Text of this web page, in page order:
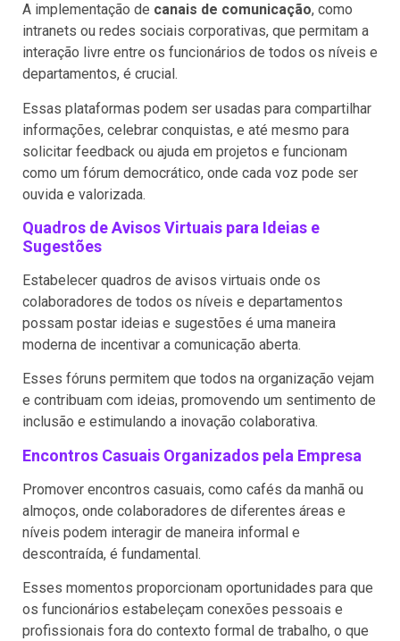
A implementação de canais de comunicação, como
intranets ou redes sociais corporativas, que permitam a
interação livre entre os funcionários de todos os níveis e
departamentos, é crucial.
Essas plataformas podem ser usadas para compartilhar
informações, celebrar conquistas, e até mesmo para
solicitar feedback ou ajuda em projetos e funcionam
como um fórum democrático, onde cada voz pode ser
ouvida e valorizada.
Quadros de Avisos Virtuais para Ideias e
Sugestões
Estabelecer quadros de avisos virtuais onde os
colaboradores de todos os níveis e departamentos
possam postar ideias e sugestões é uma maneira
moderna de incentivar a comunicação aberta.
Esses fóruns permitem que todos na organização vejam
e contribuam com ideias, promovendo um sentimento de
inclusão e estimulando a inovação colaborativa.
Encontros Casuais Organizados pela Empresa
Promover encontros casuais, como cafés da manhã ou
almoços, onde colaboradores de diferentes áreas e
níveis podem interagir de maneira informal e
descontraída, é fundamental.
Esses momentos proporcionam oportunidades para que
os funcionários estabeleçam conexões pessoais e
profissionais fora do contexto formal de trabalho, o que